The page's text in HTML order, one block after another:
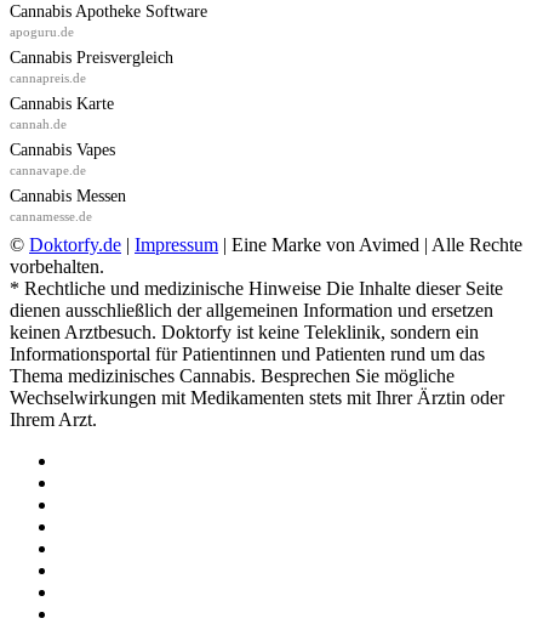
Cannabis Apotheke Software
apoguru.de
Cannabis Preisvergleich
cannapreis.de
Cannabis Karte
cannah.de
Cannabis Vapes
cannavape.de
Cannabis Messen
cannamesse.de
© Doktorfy.de | Impressum | Eine Marke von Avimed | Alle Rechte
vorbehalten.
* Rechtliche und medizinische Hinweise Die Inhalte dieser Seite
dienen ausschließlich der allgemeinen Information und ersetzen
keinen Arztbesuch. Doktorfy ist keine Teleklinik, sondern ein
Informationsportal für Patientinnen und Patienten rund um das
Thema medizinisches Cannabis. Besprechen Sie mögliche
Wechselwirkungen mit Medikamenten stets mit Ihrer Ärztin oder
Ihrem Arzt.